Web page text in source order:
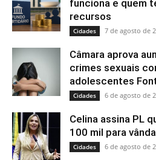
funciona e quem
recursos
Cidades 7 de agosto de
Câmara aprova
crimes sexuais
adolescentes
Cidades 6 de agosto de
Celina assina PL
100 mil para
Cidades 6 de agosto de